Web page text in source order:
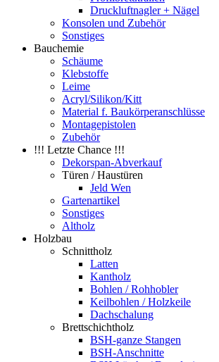
Druckluftnagler + Nägel
Konsolen und Zubehör
Sonstiges
Bauchemie
Schäume
Klebstoffe
Leime
Acryl/Silikon/Kitt
Material f. Baukörperanschlüsse
Montagepistolen
Zubehör
!!! Letzte Chance !!!
Dekorspan-Abverkauf
Türen / Haustüren
Jeld Wen
Gartenartikel
Sonstiges
Altholz
Holzbau
Schnittholz
Latten
Kantholz
Bohlen / Rohhobler
Keilbohlen / Holzkeile
Dachschalung
Brettschichtholz
BSH-ganze Stangen
BSH-Anschnitte